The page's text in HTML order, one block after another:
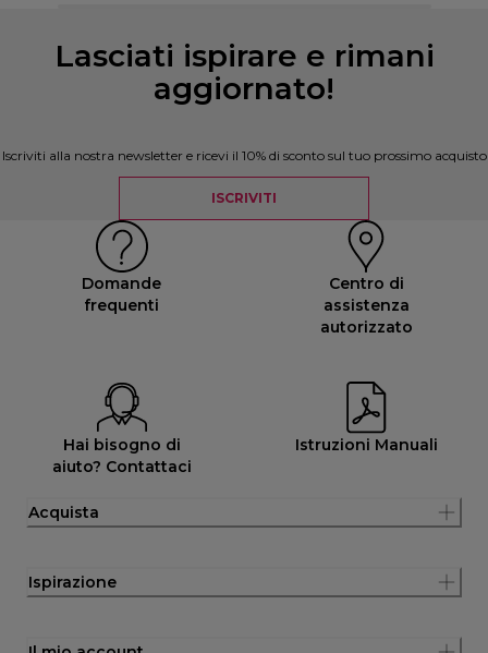
Lasciati ispirare e rimani
aggiornato!
Iscriviti alla nostra newsletter e ricevi il 10% di sconto sul tuo prossimo acquisto
ISCRIVITI
Domande
frequenti
Centro di
assistenza
autorizzato
Hai bisogno di
aiuto? Contattaci
Istruzioni Manuali
Acquista
Ispirazione